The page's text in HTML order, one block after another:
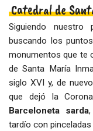
Catedral de
Siguiendo
buscando los
monumentos que te
de Santa María
siglo XVI y, de
que dejó la
Barceloneta sarda
tardío con